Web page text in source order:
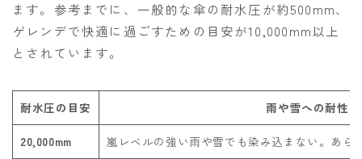
ます。参考までに、一般的な傘の耐水圧が約500mm、
ゲレンデで快適に過ごすための目安が10,000mm以上
とされています。
耐水圧の目安 雨や雪への耐性
20,000mm 嵐レベルの強い雨や雪でも染み込まない。あら